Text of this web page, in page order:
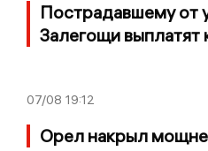
Пострадавшему от
Залегощи
07/08 19:12
Орел накрыл